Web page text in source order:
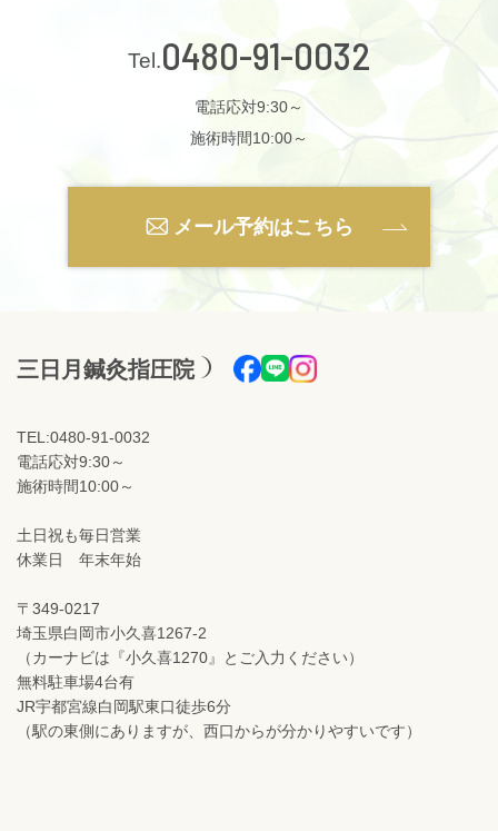
0480-91-0032
電話応対9:30～
施術時間10:00～
メール予約はこちら
三日月鍼灸指圧院
TEL:0480-91-0032
電話応対9:30～
施術時間10:00～
土日祝も毎日営業
休業日 年末年始
〒349-0217
埼玉県白岡市小久喜1267-2
（カーナビは『小久喜1270』とご入力ください）
無料駐車場4台有
JR宇都宮線白岡駅東口徒歩6分
（駅の東側にありますが、西口からが分かりやすいです）